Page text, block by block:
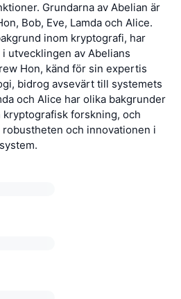
Grundarna av Abelian är
Bob, Eve, Lamda och Alice.
inom kryptografi, har
utvecklingen av Abelians
Hon, känd för sin expertis
bidrog avsevärt till systemets
och Alice har olika bakgrunder
kryptografisk forskning, och
och innovationen i